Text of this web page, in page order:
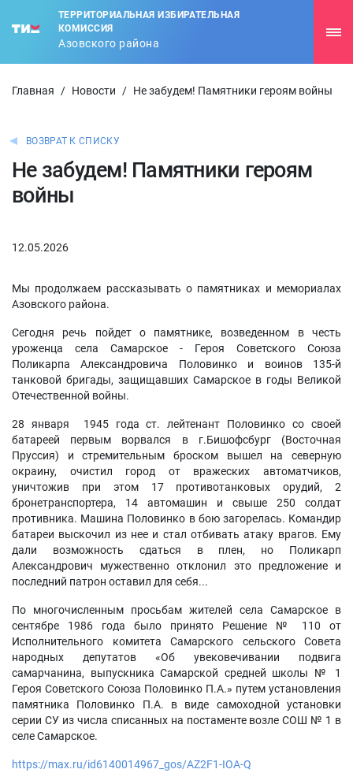
ТЕРРИТОРИАЛЬНАЯ ИЗБИРАТЕЛЬНАЯ
КОМИССИЯ
Азовского района
Главная / Новости / Не забудем! Памятники героям войны
ВОЗВРАТ К СПИСКУ
Не забудем! Памятники героям
войны
12.05.2026
Мы продолжаем рассказывать о памятниках и мемориалах
Азовского района.
Сегодня речь пойдет о памятнике, возведенном в честь
уроженца села Самарское - Героя Советского Союза
Поликарпа Александровича Половинко и воинов 135-й
танковой бригады, защищавших Самарское в годы Великой
Отечественной войны.
28 января 1945 года ст. лейтенант Половинко со своей
батареей первым ворвался в г.Бишофсбург (Восточная
Пруссия) и стремительным броском вышел на северную
окраину, очистил город от вражеских автоматчиков,
уничтожив при этом 17 противотанковых орудий, 2
бронетранспортера, 14 автомашин и свыше 250 солдат
противника. Машина Половинко в бою загорелась. Командир
батареи выскочил из нее и стал отбивать атаку врагов. Ему
дали возможность сдаться в плен, но Поликарп
Александрович мужественно отклонил это предложение и
последний патрон оставил для себя...
По многочисленным просьбам жителей села Самарское в
сентябре 1986 года было принято Решение № 110 от
Исполнительного комитета Самарского сельского Совета
народных депутатов «Об увековечивании подвига
самарчанина, выпускника Самарской средней школы № 1
Героя Советского Союза Половинко П.А.» путем установления
памятника Половинко П.А. в виде самоходной установки
серии СУ из числа списанных на постаменте возле СОШ № 1 в
селе Самарское.
https://max.ru/id6140014967_gos/AZ2F1-IOA-Q